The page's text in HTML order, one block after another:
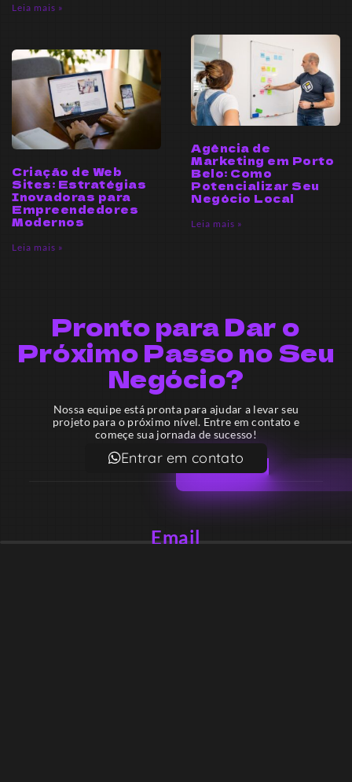
Leia mais »
Criação de Web
Sites: Estratégias
Inovadoras para
Empreendedores
Modernos
Leia mais »
Agência de
Marketing em Porto
Belo: Como
Potencializar Seu
Negócio Local
Leia mais »
Pronto para Dar o
Próximo Passo no Seu
Negócio?
Nossa equipe está pronta para ajudar a levar seu
projeto para o próximo nível. Entre em contato e
começe sua jornada de sucesso!
Entrar em contato
Email